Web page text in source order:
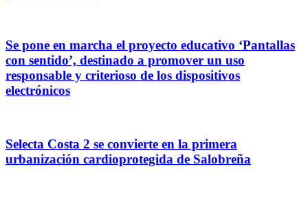
Se pone en marcha el proyecto educativo ‘Pantallas
con sentido’, destinado a promover un uso
responsable y criterioso de los dispositivos
electrónicos
Selecta Costa 2 se convierte en la primera
urbanización cardioprotegida de Salobreña